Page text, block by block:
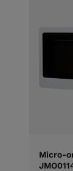
Micro-